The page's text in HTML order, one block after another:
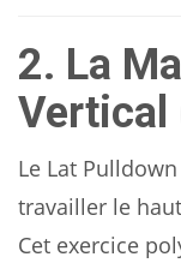
2. La
Vertical
Le Lat
travailler le
Cet exercice